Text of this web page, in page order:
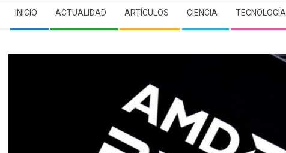
DIGITAL
Navigation
Menu
INICIO ACTUALIDAD ARTÍCULOS CIENCIA TECNOLOGÍA